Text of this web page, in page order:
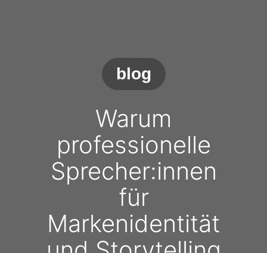
blog
Warum
professionelle
Sprecher:innen
für
Markenidentität